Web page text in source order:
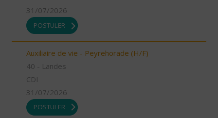
31/07/2026
POSTULER
Auxiliaire de vie - Peyrehorade (H/F)
40 - Landes
CDI
31/07/2026
POSTULER